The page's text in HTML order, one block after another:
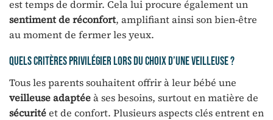
est temps de dormir. Cela lui procure également un
sentiment de réconfort, amplifiant ainsi son bien-être
au moment de fermer les yeux.
Quels critères privilégier lors du choix d’une veilleuse ?
Tous les parents souhaitent offrir à leur bébé une
veilleuse adaptéeà ses besoins, surtout en matière de
sécuritéet de confort. Plusieurs aspects clés entrent en